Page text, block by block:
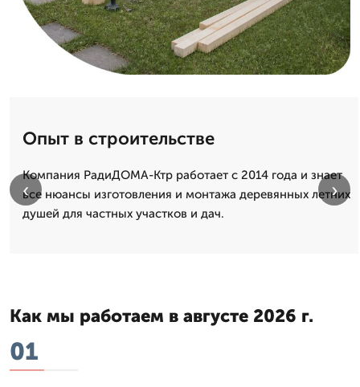
Опыт в строительстве
Компания РадиДОМА-Ктр работает с 2014 года и знает
все нюансы изготовления и монтажа деревянных летних
душей для частных участков и дач.
‹ ›
Как мы работаем в августе 2026 г.
01